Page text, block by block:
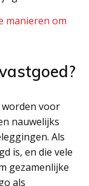
manieren om
voor
nauwelijks
Als
is, en die vele
gezamenlijke
als